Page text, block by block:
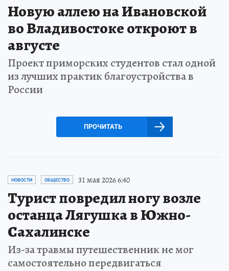
Новую аллею на Ивановской
во Владивостоке откроют в
августе
Проект приморских студентов стал одной
из лучших практик благоустройства в
России
ПРОЧИТАТЬ
НОВОСТИ ОБЩЕСТВО 31 мая 2026 6:40
Турист повредил ногу возле
останца Лягушка в Южно-
Сахалинске
Из-за травмы путешественник не мог
самостоятельно передвигаться